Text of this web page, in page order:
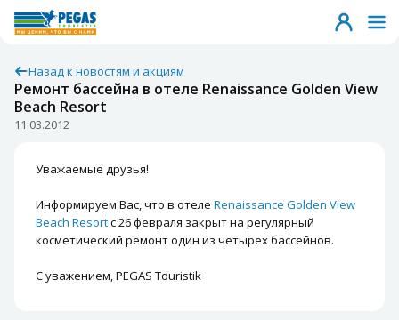
Назад к новостям и акциям
Ремонт бассейна в отеле Renaissance Golden View
Beach Resort
11.03.2012
Уважаемые друзья!
Информируем Вас, что в отеле Renaissance Golden View
Beach Resortс 26 февраля закрыт на регулярный
косметический ремонт один из четырех бассейнов.
С уважением, PEGAS Touristik